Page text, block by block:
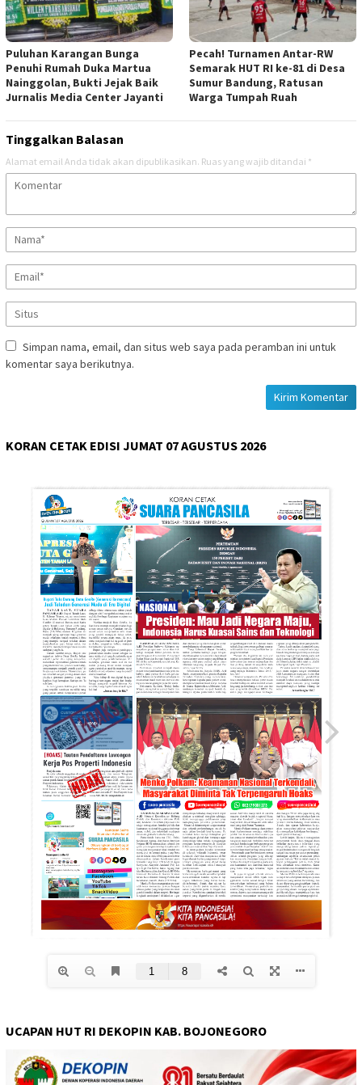
Puluhan Karangan Bunga
Penuhi Rumah Duka Martua
Nainggolan, Bukti Jejak Baik
Jurnalis Media Center Jayanti
Pecah! Turnamen Antar-RW
Semarak HUT RI ke-81 di Desa
Sumur Bandung, Ratusan
Warga Tumpah Ruah
Tinggalkan Balasan
Alamat email Anda tidak akan dipublikasikan. Ruas yang wajib ditandai *
Simpan nama, email, dan situs web saya pada peramban ini untuk
komentar saya berikutnya.
KORAN CETAK EDISI JUMAT 07 AGUSTUS 2026
UCAPAN HUT RI DEKOPIN KAB. BOJONEGORO